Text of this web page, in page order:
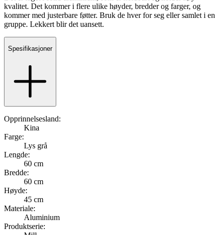
kvalitet. Det kommer i flere ulike høyder, bredder og farger, og
kommer med justerbare føtter. Bruk de hver for seg eller samlet i en
gruppe. Lekkert blir det uansett.
Spesifikasjoner
Opprinnelsesland:
Kina
Farge:
Lys grå
Lengde:
60 cm
Bredde:
60 cm
Høyde:
45 cm
Materiale:
Aluminium
Produktserie: